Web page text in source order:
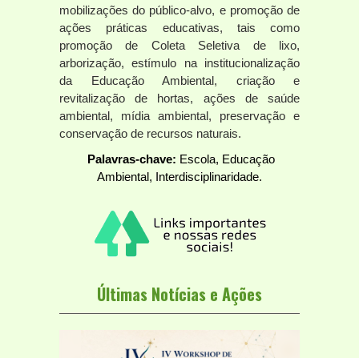
mobilizações do público-alvo, e promoção de
ações práticas educativas, tais como
promoção de Coleta Seletiva de lixo,
arborização, estímulo na institucionalização
da Educação Ambiental, criação e
revitalização de hortas, ações de saúde
ambiental, mídia ambiental, preservação e
conservação de recursos naturais.
Palavras-chave: Escola, Educação
Ambiental, Interdisciplinaridade.
Últimas Notícias e Ações